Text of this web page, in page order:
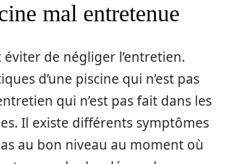
mal entretenue
de négliger l’entretien.
d’une piscine qui n’est pas
qui n’est pas fait dans les
Il existe différents symptômes
au bon niveau au moment où